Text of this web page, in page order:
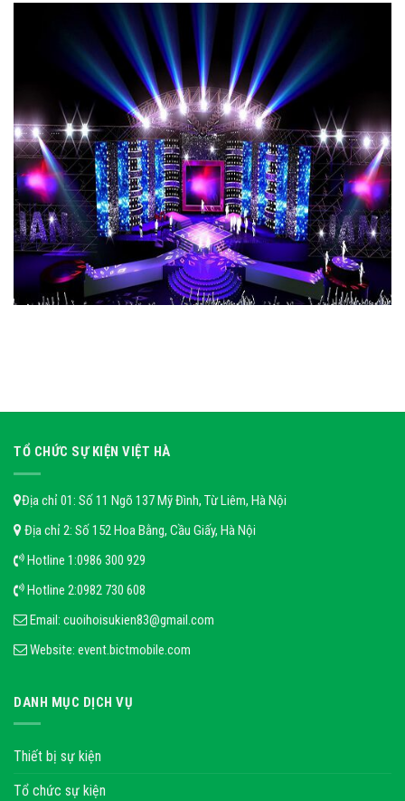
TỔ CHỨC SỰ KIỆN VIỆT HÀ
Địa chỉ 01: Số 11 Ngõ 137 Mỹ Đình, Từ Liêm, Hà Nội
Địa chỉ 2: Số 152 Hoa Bằng, Cầu Giấy, Hà Nội
Hotline 1:0986 300 929
Hotline 2:0982 730 608
Email: cuoihoisukien83@gmail.com
Website: event.bictmobile.com
DANH MỤC DỊCH VỤ
Thiết bị sự kiện
Tổ chức sự kiện